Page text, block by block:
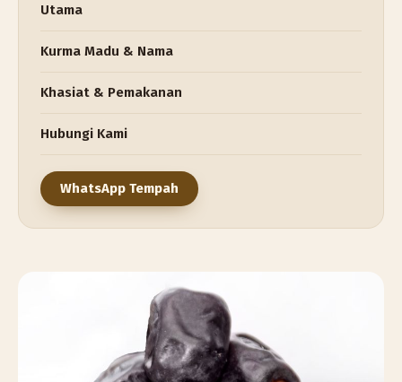
Utama
Kurma Madu & Nama
Khasiat & Pemakanan
Hubungi Kami
WhatsApp Tempah